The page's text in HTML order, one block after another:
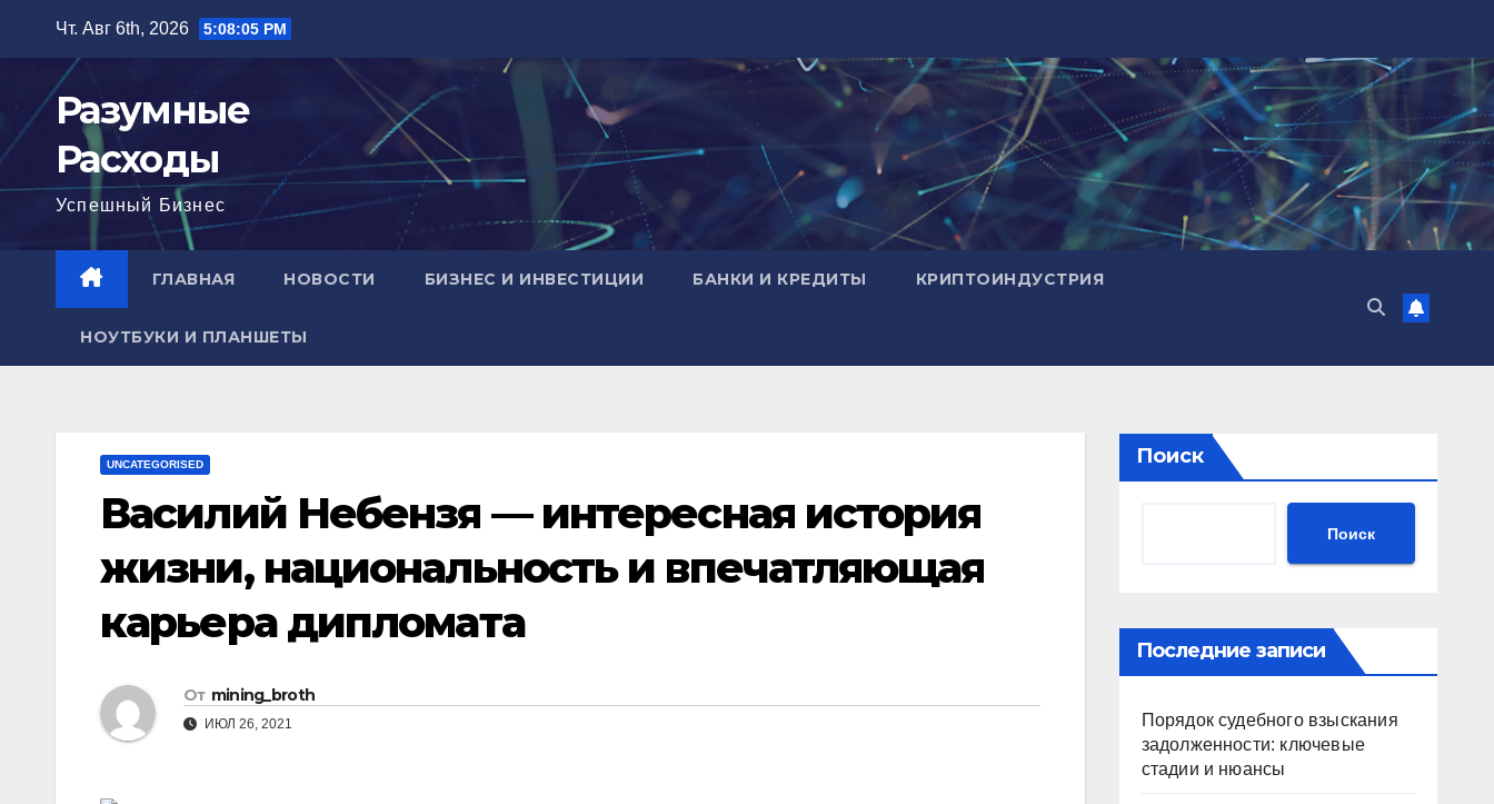
содержимому
Чт. Авг 6th, 2026 5:08:06 PM
Разумные
Расходы
Успешный Бизнес
ГЛАВНАЯ НОВОСТИ БИЗНЕС И ИНВЕСТИЦИИ БАНКИ И КРЕДИТЫ КРИПТОИНДУСТРИЯ
НОУТБУКИ И ПЛАНШЕТЫ
UNCATEGORISED
Василий Небензя — интересная история
жизни, национальность и впечатляющая
карьера дипломата
От mining_broth
ИЮЛ 26, 2021
Поиск
Поиск
Последние записи
Порядок судебного взыскания
задолженности: ключевые
стадии и нюансы